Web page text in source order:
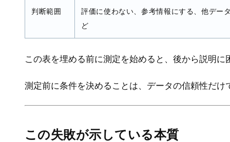
判断範囲
評価に使わない、参考情報にする、他デー
ど
この表を埋める前に測定を始めると、後から説明に
測定前に条件を決めることは、データの信頼性だ
この失敗が示している本質